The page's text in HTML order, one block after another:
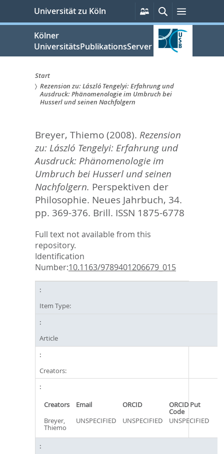
springen
Universität zu Köln
Persönliche
Services
SucheMenü
Kölner
UniversitätsPublikationsServer
Sie
hier:
Start
Rezension zu: László Tengelyi: Erfahrung und
Ausdruck: Phänomenologie im Umbruch bei
Husserl und seinen Nachfolgern
Breyer, Thiemo(2008). Rezension
zu: László Tengelyi: Erfahrung und
Ausdruck: Phänomenologie im
Umbruch bei Husserl und seinen
Nachfolgern. Perspektiven der
Philosophie. Neues Jahrbuch, 34.
pp. 369-376. Brill. ISSN 1875-6778
Full text not available from this
repository.
Identification
Number:10.1163/9789401206679_015
Item Type:
Article
Creators:
Creators Email ORCID ORCID Put
Code
Breyer,
Thiemo
UNSPECIFIED UNSPECIFIED UNSPECIFIED